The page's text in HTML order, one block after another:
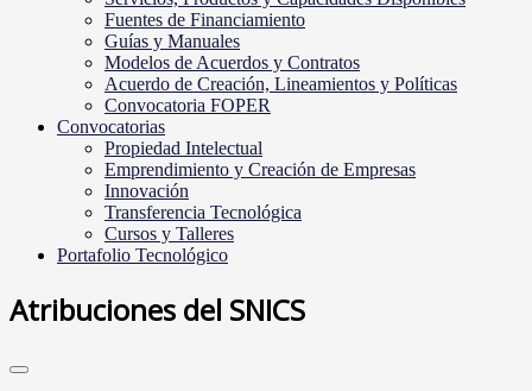
Fuentes de Financiamiento
Guías y Manuales
Modelos de Acuerdos y Contratos
Acuerdo de Creación, Lineamientos y Políticas
Convocatoria FOPER
Convocatorias
Propiedad Intelectual
Emprendimiento y Creación de Empresas
Innovación
Transferencia Tecnológica
Cursos y Talleres
Portafolio Tecnológico
Atribuciones del SNICS